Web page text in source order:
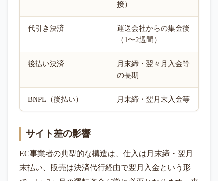
接）
代引き決済
運送会社からの集金後
（1〜2週間）
後払い決済
月末締・翌々月入金等
の長期
BNPL（後払い） 月末締・翌月末入金等
サイト差の影響
EC事業者の典型的な構造は、仕入は月末締・翌月
末払い、販売は決済代行経由で翌月入金という形